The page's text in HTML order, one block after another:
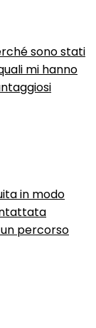
sono stati
mi hanno
in modo
percorso